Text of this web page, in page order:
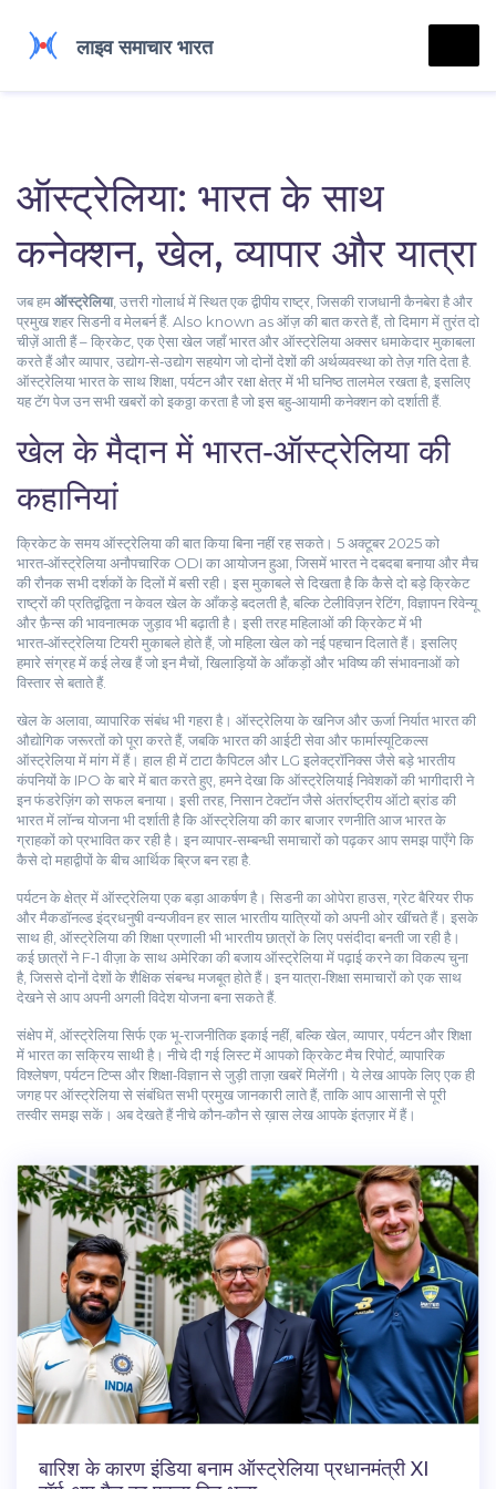
ऑस्ट्रेलिया: भारत के साथ
कनेक्शन, खेल, व्यापार और यात्रा
जब हमऑस्ट्रेलिया, उत्तरी गोलार्ध में स्थित एक द्वीपीय राष्ट्र, जिसकी राजधानी कैनबेरा है और
प्रमुख शहर सिडनी व मेलबर्न हैं. Also known asऑज़की बात करते हैं, तो दिमाग में तुरंत दो
चीज़ें आती हैं –क्रिकेट, एक ऐसा खेल जहाँ भारत और ऑस्ट्रेलिया अक्सर धमाकेदार मुकाबला
करते हैंऔरव्यापार उद्योग‑से‑उद्योग सहयोग जो दोनों देशों की अर्थव्यवस्था को तेज़ गति देता है.
ऑस्ट्रेलिया भारत के साथ शिक्षा, पर्यटन और रक्षा क्षेत्र में भी घनिष्ठ तालमेल रखता है, इसलिए
यह टॅग पेज उन सभी खबरों को इकठ्ठा करता है जो इस बहु‑आयामी कनेक्शन को दर्शाती हैं.
खेल के मैदान में भारत‑ऑस्ट्रेलिया की
कहानियां
क्रिकेट के समय ऑस्ट्रेलिया की बात किया बिना नहीं रह सकते। 5 अक्टूबर 2025 को
भारत‑ऑस्ट्रेलिया अनौपचारिक ODI का आयोजन हुआ, जिसमें भारत ने दबदबा बनाया और मैच
की रौनक सभी दर्शकों के दिलों में बसी रही। इस मुकाबले से दिखता है कि कैसे दो बड़े क्रिकेट
राष्ट्रों की प्रतिद्वंद्विता न केवल खेल के आँकड़े बदलती है, बल्कि टेलीविज़न रेटिंग, विज्ञापन रिवेन्यू
और फ़ैन्स की भावनात्मक जुड़ाव भी बढ़ाती है। इसी तरह महिलाओं की क्रिकेट में भी
भारत‑ऑस्ट्रेलिया टियरी मुकाबले होते हैं, जो महिला खेल को नई पहचान दिलाते हैं। इसलिए
हमारे संग्रह में कई लेख हैं जो इन मैचों, खिलाड़ियों के आँकड़ों और भविष्य की संभावनाओं को
विस्तार से बताते हैं.
खेल के अलावा, व्यापारिक संबंध भी गहरा है। ऑस्ट्रेलिया के खनिज और ऊर्जा निर्यात भारत की
औद्योगिक जरूरतों को पूरा करते हैं, जबकि भारत की आईटी सेवा और फार्मास्यूटिकल्स
ऑस्ट्रेलिया में मांग में हैं। हाल ही में टाटा कैपिटल और LG इलेक्ट्रॉनिक्स जैसे बड़े भारतीय
कंपनियों के IPO के बारे में बात करते हुए, हमने देखा कि ऑस्ट्रेलियाई निवेशकों की भागीदारी ने
इन फंडरेज़िंग को सफल बनाया। इसी तरह, निसान टेक्टॉन जैसे अंतर्राष्ट्रीय ऑटो ब्रांड की
भारत में लॉन्च योजना भी दर्शाती है कि ऑस्ट्रेलिया की कार बाजार रणनीति आज भारत के
ग्राहकों को प्रभावित कर रही है। इन व्यापार‑सम्बन्धी समाचारों को पढ़कर आप समझ पाएँगे कि
कैसे दो महाद्वीपों के बीच आर्थिक ब्रिज बन रहा है.
पर्यटन के क्षेत्र में ऑस्ट्रेलिया एक बड़ा आकर्षण है। सिडनी का ओपेरा हाउस, ग्रेट बैरियर रीफ
और मैकडॉनल्ड इंद्रधनुषी वन्यजीवन हर साल भारतीय यात्रियों को अपनी ओर खींचते हैं। इसके
साथ ही, ऑस्ट्रेलिया की शिक्षा प्रणाली भी भारतीय छात्रों के लिए पसंदीदा बनती जा रही है।
कई छात्रों ने F‑1 वीज़ा के साथ अमेरिका की बजाय ऑस्ट्रेलिया में पढ़ाई करने का विकल्प चुना
है, जिससे दोनों देशों के शैक्षिक संबन्ध मजबूत होते हैं। इन यात्रा‑शिक्षा समाचारों को एक साथ
देखने से आप अपनी अगली विदेश योजना बना सकते हैं.
संक्षेप में, ऑस्ट्रेलिया सिर्फ एक भू‑राजनीतिक इकाई नहीं, बल्कि खेल, व्यापार, पर्यटन और शिक्षा
में भारत का सक्रिय साथी है। नीचे दी गई लिस्ट में आपको क्रिकेट मैच रिपोर्ट, व्यापारिक
विश्लेषण, पर्यटन टिप्स और शिक्षा‑विज्ञान से जुड़ी ताज़ा खबरें मिलेंगी। ये लेख आपके लिए एक ही
जगह पर ऑस्ट्रेलिया से संबंधित सभी प्रमुख जानकारी लाते हैं, ताकि आप आसानी से पूरी
तस्वीर समझ सकें। अब देखते हैं नीचे कौन‑कौन से ख़ास लेख आपके इंतज़ार में हैं।
बारिश के कारण इंडिया बनाम ऑस्ट्रेलिया प्रधानमंत्री XI